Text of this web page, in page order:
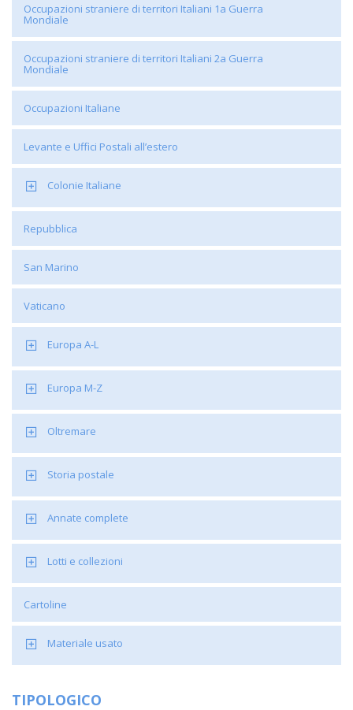
Occupazioni straniere di territori Italiani 1a Guerra
Mondiale
Occupazioni straniere di territori Italiani 2a Guerra
Mondiale
Occupazioni Italiane
Levante e Uffici Postali all’estero
Colonie Italiane
Repubblica
San Marino
Vaticano
Europa A-L
Europa M-Z
Oltremare
Storia postale
Annate complete
Lotti e collezioni
Cartoline
Materiale usato
TIPOLOGICO